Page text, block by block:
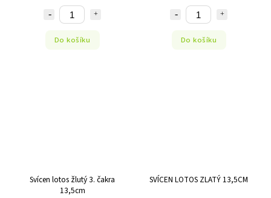
Do košíku Do košíku
Svícen lotos žlutý 3. čakra
13,5cm
SVÍCEN LOTOS ZLATÝ 13,5CM